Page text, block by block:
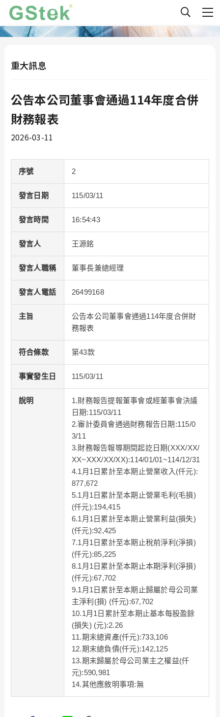
重大訊息
公告本公司董事會通過114年度合併
財務報表
2026-03-11
序號 2
發言日期 115/03/11
發言時間 16:54:43
發言人 王源銘
發言人職稱 董事長兼總經理
發言人電話 26499168
主旨
公告本公司董事會通過114年度合併財
務報表
符合條款 第43款
事實發生日 115/03/11
說明
1.財務報告提報董事會或經董事會決議
日期:115/03/11
2.審計委員會通過財務報告日期:115/0
3/11
3.財務報告報導期間起訖日期(XXX/XX/
XX~XXX/XX/XX):114/01/01~114/12/31
4.1月1日累計至本期止營業收入(仟元):
877,672
5.1月1日累計至本期止營業毛利(毛損)
(仟元):194,415
6.1月1日累計至本期止營業利益(損失)
(仟元):92,425
7.1月1日累計至本期止稅前淨利(淨損)
(仟元):85,225
8.1月1日累計至本期止本期淨利(淨損)
(仟元):67,702
9.1月1日累計至本期止歸屬於母公司業
主淨利(損) (仟元):67,702
10.1月1日累計至本期止基本每股盈餘
(損失) (元):2.26
11.期末總資產(仟元):733,106
12.期末總負債(仟元):142,125
13.期末歸屬於母公司業主之權益(仟
元):590,981
14.其他應敘明事項:無